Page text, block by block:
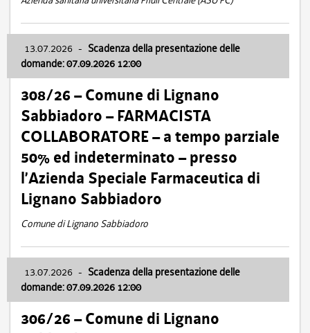
13.07.2026 - Scadenza della presentazione delle
domande: 07.09.2026 12:00
308/26 – Comune di Lignano
Sabbiadoro – FARMACISTA
COLLABORATORE – a tempo parziale
50% ed indeterminato – presso
l’Azienda Speciale Farmaceutica di
Lignano Sabbiadoro
Comune di Lignano Sabbiadoro
13.07.2026 - Scadenza della presentazione delle
domande: 07.09.2026 12:00
306/26 – Comune di Lignano